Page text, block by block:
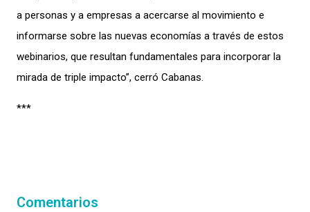
a personas y a empresas a acercarse al movimiento e
informarse sobre las nuevas economías a través de estos
webinarios, que resultan fundamentales para incorporar la
mirada de triple impacto”, cerró Cabanas.
***
Comentarios